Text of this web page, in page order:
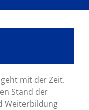
mit der Zeit.
Stand der
Weiterbildung